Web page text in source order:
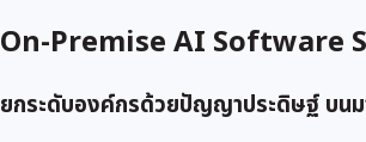
On-Premise AI Software
ยกระดับองค์กรด้วยปัญญาประดิษฐ์ บน